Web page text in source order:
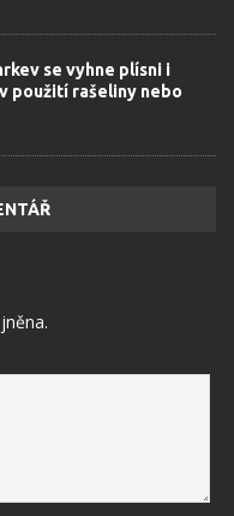
se vyhne plísni i
použití rašeliny nebo